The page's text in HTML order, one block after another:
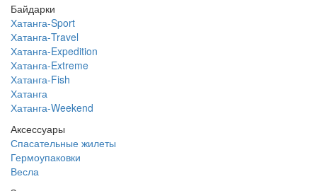
Байдарки
Хатанга-Sport
Хатанга-Travel
Хатанга-Expedition
Хатанга-Extreme
Хатанга-Fish
Хатанга
Хатанга-Weekend
Аксессуары
Спасательные жилеты
Гермоупаковки
Весла